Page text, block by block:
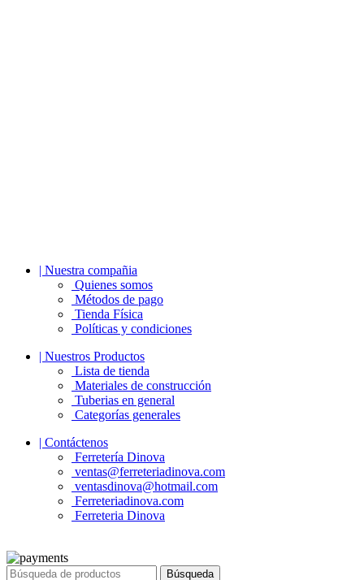
| Nuestra compañia
Quienes somos
Métodos de pago
Tienda Física
Políticas y condiciones
| Nuestros Productos
Lista de tienda
Materiales de construcción
Tuberias en general
Categorías generales
| Contáctenos
Ferretería Dinova
ventas@ferreteriadinova.com
ventasdinova@hotmail.com
Ferreteriadinova.com
Ferreteria Dinova
Búsqueda